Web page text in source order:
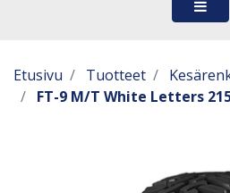
Etusivu Tuotteet
FT-9 M/T White Letters